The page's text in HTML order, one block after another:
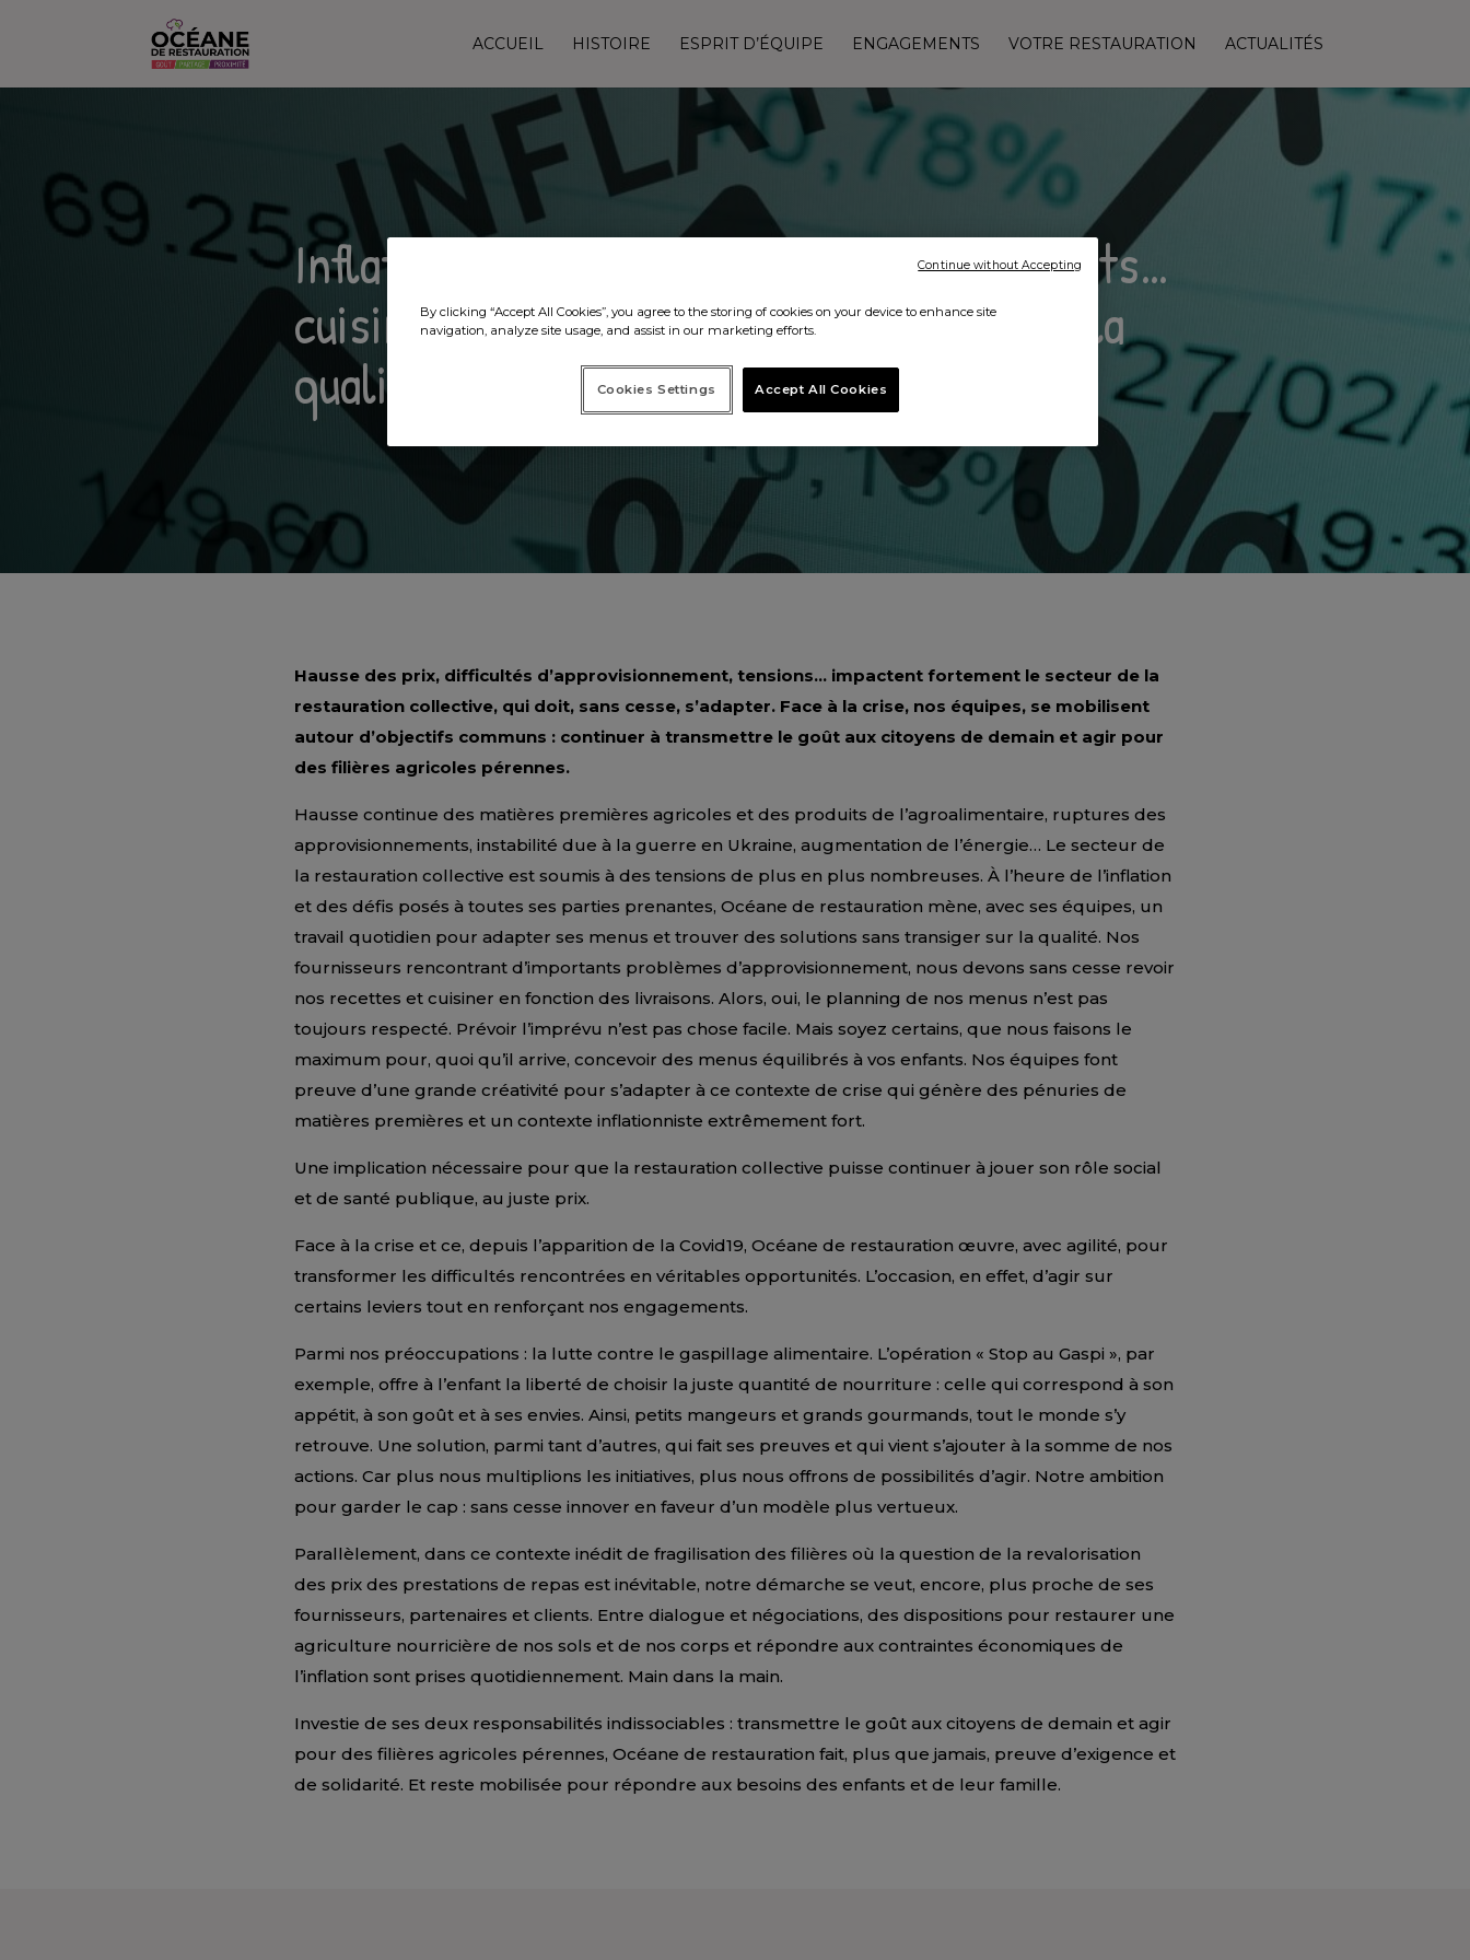
ACCUEIL HISTOIRE ESPRIT D’ÉQUIPE ENGAGEMENTS VOTRE RESTAURATION ACTUALITÉS
Inflation, ruptures des approvisionnements…
cuisiner chaque jour, sans transiger sur la
qualité
Hausse des prix, difficultés d’approvisionnement, tensions… impactent fortement le secteur de la
restauration collective, qui doit, sans cesse, s’adapter. Face à la crise, nos équipes, se mobilisent
autour d’objectifs communs : continuer à transmettre le goût aux citoyens de demain et agir pour
des filières agricoles pérennes.
Hausse continue des matières premières agricoles et des produits de l’agroalimentaire, ruptures des
approvisionnements, instabilité due à la guerre en Ukraine, augmentation de l’énergie… Le secteur de
la restauration collective est soumis à des tensions de plus en plus nombreuses. À l’heure de l’inflation
et des défis posés à toutes ses parties prenantes, Océane de restauration mène, avec ses équipes, un
travail quotidien pour adapter ses menus et trouver des solutions sans transiger sur la qualité. Nos
fournisseurs rencontrant d’importants problèmes d’approvisionnement, nous devons sans cesse revoir
nos recettes et cuisiner en fonction des livraisons. Alors, oui, le planning de nos menus n’est pas
toujours respecté. Prévoir l’imprévu n’est pas chose facile. Mais soyez certains, que nous faisons le
maximum pour, quoi qu’il arrive, concevoir des menus équilibrés à vos enfants. Nos équipes font
preuve d’une grande créativité pour s’adapter à ce contexte de crise qui génère des pénuries de
matières premières et un contexte inflationniste extrêmement fort.
Une implication nécessaire pour que la restauration collective puisse continuer à jouer son rôle social
et de santé publique, au juste prix.
Face à la crise et ce, depuis l’apparition de la Covid19, Océane de restauration œuvre, avec agilité, pour
transformer les difficultés rencontrées en véritables opportunités. L’occasion, en effet, d’agir sur
certains leviers tout en renforçant nos engagements.
Parmi nos préoccupations : la lutte contre le gaspillage alimentaire. L’opération « Stop au Gaspi », par
exemple, offre à l’enfant la liberté de choisir la juste quantité de nourriture : celle qui correspond à son
appétit, à son goût et à ses envies. Ainsi, petits mangeurs et grands gourmands, tout le monde s’y
retrouve. Une solution, parmi tant d’autres, qui fait ses preuves et qui vient s’ajouter à la somme de nos
actions. Car plus nous multiplions les initiatives, plus nous offrons de possibilités d’agir. Notre ambition
pour garder le cap : sans cesse innover en faveur d’un modèle plus vertueux.
Parallèlement, dans ce contexte inédit de fragilisation des filières où la question de la revalorisation
des prix des prestations de repas est inévitable, notre démarche se veut, encore, plus proche de ses
fournisseurs, partenaires et clients. Entre dialogue et négociations, des dispositions pour restaurer une
agriculture nourricière de nos sols et de nos corps et répondre aux contraintes économiques de
l’inflation sont prises quotidiennement. Main dans la main.
Investie de ses deux responsabilités indissociables : transmettre le goût aux citoyens de demain et agir
pour des filières agricoles pérennes, Océane de restauration fait, plus que jamais, preuve d’exigence et
de solidarité. Et reste mobilisée pour répondre aux besoins des enfants et de leur famille.
By clicking “Accept All Cookies”, you agree to the storing of cookies on your device to enhance site
navigation, analyze site usage, and assist in our marketing efforts.
Accept All Cookies
Cookies Settings
Continue without Accepting